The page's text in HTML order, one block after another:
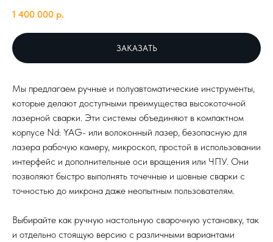
1 400 000 р.
ЗАКАЗАТЬ
Мы предлагаем ручные и полуавтоматические инструменты,
которые делают доступными преимущества высокоточной
лазерной сварки. Эти системы объединяют в компактном
корпусе Nd: YAG- или волоконный лазер, безопасную для
лазера рабочую камеру, микроскоп, простой в использовании
интерфейс и дополнительные оси вращения или ЧПУ. Они
позволяют быстро выполнять точечные и шовные сварки с
точностью до микрона даже неопытным пользователям.
Выбирайте как ручную настольную сварочную установку, так
и отдельно стоящую версию с различными вариантами